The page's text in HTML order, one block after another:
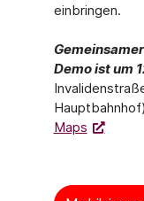
einbringen.
Demo ist um
Maps